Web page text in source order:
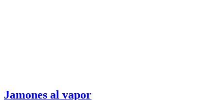
Jamones al vapor